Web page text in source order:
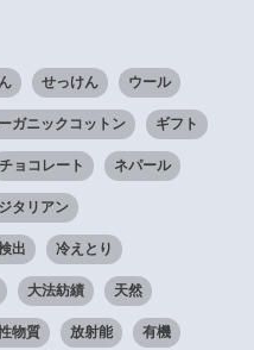
せっけん ウール
ガニックコットン ギフト
チョコレート ネパール
タリアン
出 冷えとり
大法紡績 天然
物質 放射能 有機